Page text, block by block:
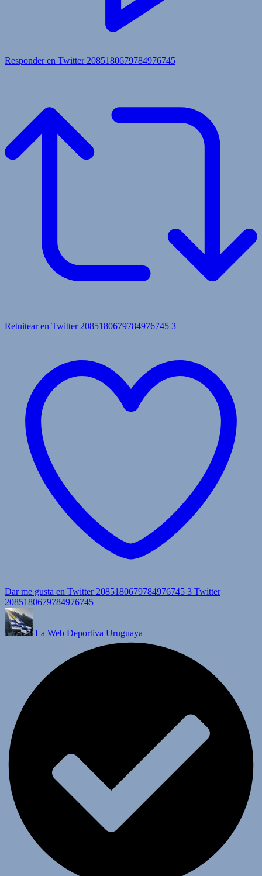
Responder en Twitter 2085180679784976745
Retuitear en Twitter 2085180679784976745 3
Dar me gusta en Twitter 2085180679784976745 3 Twitter
2085180679784976745
La Web Deportiva Uruguaya